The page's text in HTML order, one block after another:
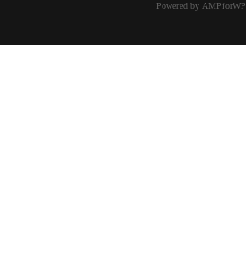
Powered by AMPforWP